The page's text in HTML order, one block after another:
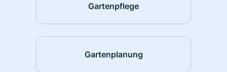
Gartenpflege
Gartenplanung